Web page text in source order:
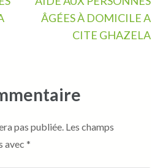
ÂGÉES À DOMICILE A
CITE GHAZELA
pas publiée. Les champs
avec *